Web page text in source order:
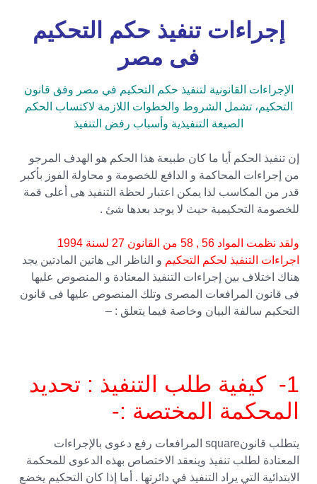
إجراءات تنفيذ حكم التحكيم
فى مصر
الإجراءات القانونية لتنفيذ حكم التحكيم في مصر وفق قانون
التحكيم، تشمل الشروط والخطوات اللازمة لاكتساب الحكم
الصيغة التنفيذية وأسباب رفض التنفيذ
إن تنفيذ الحكم أيا ما كان طبيعة هذا الحكم هو الهدف المرجو
من إجراءات المحاكمة و الدافع للخصومة و محاولة الفوز بأكبر
قدر من المكاسب لذا يمكن اعتبار لحظة التنفيذ هى أعلى قمة
للخصومة التحكيمية حيث لا يوجد بعدها شئ .
ولقد نظمت المواد 56 , 58 من القانون 27 لسنة 1994
اجراءات التنفيذ لحكم التحكيم و الناظر الى هاتين المادتين يجد
هناك اختلاف بين إجراءات التنفيذ المعتادة و المنصوص عليها
فى قانون المرافعات المصرى وتلك المنصوص عليها فى قانون
التحكيم سالفة البيان وخاصة فيما يتعلق : –
1- كيفية طلب التنفيذ : تحديد
المحكمة المختصة :-
يتطلب قانونsquare المرافعات رفع دعوى بالإجراءات
المعتادة لطلب تنفيذ وينعقد الاختصاص بهذه الدعوى للمحكمة
الابتدائية التي يراد التنفيذ في دائرتها . أما إذا كان التحكيم يخضع